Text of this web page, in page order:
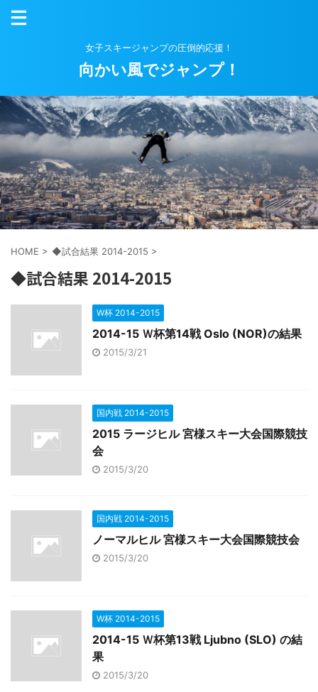
女子スキージャンプの圧倒的応援！
向かい風でジャンプ！
HOME > ◆試合結果 2014-2015 >
◆試合結果 2014-2015
W杯 2014-2015
2014-15 Ｗ杯第14戦 Oslo (NOR)の結果
2015/3/21
国内戦 2014-2015
2015 ラージヒル 宮様スキー大会国際競技
会
2015/3/20
国内戦 2014-2015
ノーマルヒル 宮様スキー大会国際競技会
2015/3/20
W杯 2014-2015
2014-15 Ｗ杯第13戦 Ljubno (SLO) の結
果
2015/3/20